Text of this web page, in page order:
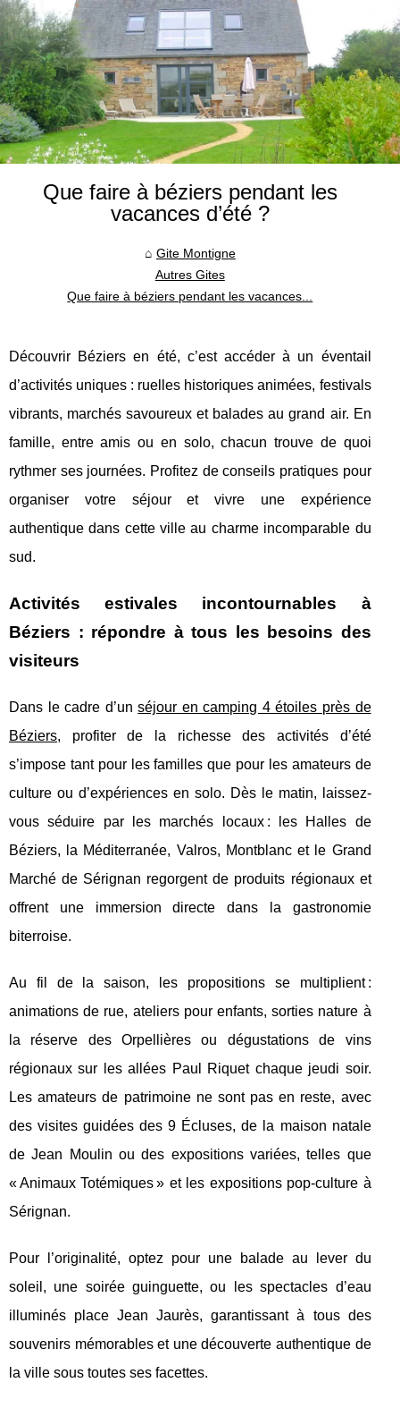
Que faire à béziers pendant les
vacances d’été ?
Gite Montigne
Autres Gites
Que faire à béziers pendant les vacances...
Découvrir Béziers en été, c’est accéder à un éventail
d’activités uniques : ruelles historiques animées, festivals
vibrants, marchés savoureux et balades au grand air. En
famille, entre amis ou en solo, chacun trouve de quoi
rythmer ses journées. Profitez de conseils pratiques pour
organiser votre séjour et vivre une expérience
authentique dans cette ville au charme incomparable du
sud.
Activités estivales incontournables à
Béziers : répondre à tous les besoins des
visiteurs
Dans le cadre d’unséjour en camping 4 étoiles près de
Béziers, profiter de la richesse des activités d’été
s’impose tant pour les familles que pour les amateurs de
culture ou d’expériences en solo. Dès le matin, laissez-
vous séduire par les marchés locaux : les Halles de
Béziers, la Méditerranée, Valros, Montblanc et le Grand
Marché de Sérignan regorgent de produits régionaux et
offrent une immersion directe dans la gastronomie
biterroise.
Au fil de la saison, les propositions se multiplient :
animations de rue, ateliers pour enfants, sorties nature à
la réserve des Orpellières ou dégustations de vins
régionaux sur les allées Paul Riquet chaque jeudi soir.
Les amateurs de patrimoine ne sont pas en reste, avec
des visites guidées des 9 Écluses, de la maison natale
de Jean Moulin ou des expositions variées, telles que
« Animaux Totémiques » et les expositions pop-culture à
Sérignan.
Pour l’originalité, optez pour une balade au lever du
soleil, une soirée guinguette, ou les spectacles d’eau
illuminés place Jean Jaurès, garantissant à tous des
souvenirs mémorables et une découverte authentique de
la ville sous toutes ses facettes.